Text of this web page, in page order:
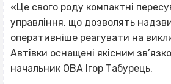
«Це свого роду компактні
управління, що дозволять
оперативніше реагувати на
Автівки оснащені якісним
начальник ОВА Ігор Табурець.